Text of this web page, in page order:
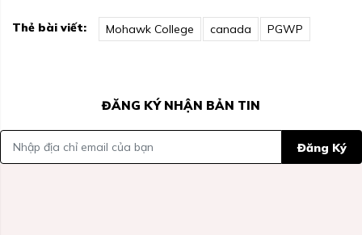
Thẻ bài viết: Mohawk College canada PGWP
ĐĂNG KÝ NHẬN BẢN TIN
Đăng Ký